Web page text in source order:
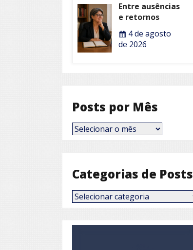
Entre ausências
e retornos
4 de agosto
de 2026
Posts por Mês
Posts
por
Categorias de Posts
Categorias
de